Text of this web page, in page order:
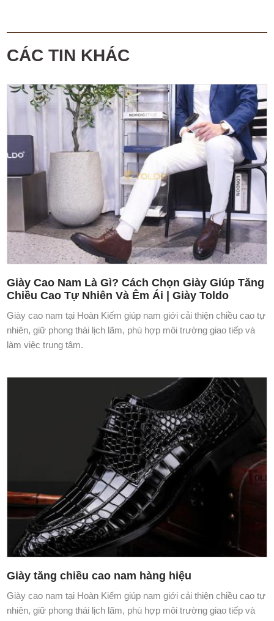
CÁC TIN KHÁC
Giày Cao Nam Là Gì? Cách Chọn Giày Giúp Tăng
Chiều Cao Tự Nhiên Và Êm Ái | Giày Toldo
Giày cao nam tại Hoàn Kiếm giúp nam giới cải thiện chiều cao tự
nhiên, giữ phong thái lịch lãm, phù hợp môi trường giao tiếp và
làm việc trung tâm.
Giày tăng chiều cao nam hàng hiệu
Giày cao nam tại Hoàn Kiếm giúp nam giới cải thiện chiều cao tự
nhiên, giữ phong thái lịch lãm, phù hợp môi trường giao tiếp và